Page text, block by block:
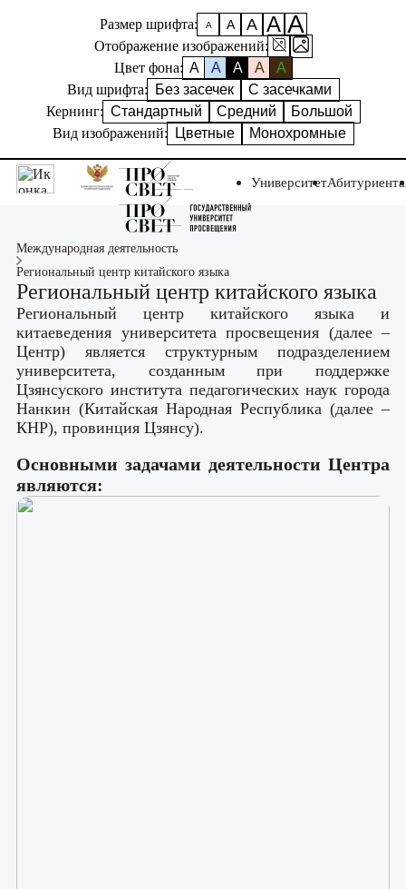
Размер шрифта: А А А А А
Отображение изображений:
Цвет фона: A A A A
A
Вид шрифта:
Без засечек
С засечками
Кернинг: Стандартный Средний
Большой
Вид изображений:
Цветные Монохромные
Университет
Международная деятельность
Региональный центр китайского языка
Региональный центр китайского языка
Региональный центр китайского языка и
китаеведения университета просвещения (далее –
Центр) является структурным подразделением
университета, созданным при поддержке
Цзянсуского института педагогических наук города
Нанкин (Китайская Hародная Республика (далее –
КНР), провинция Цзянсу).
Основными задачами деятельности Центра
являются: